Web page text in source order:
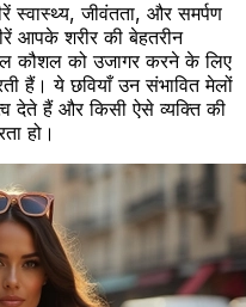
जीवंतता, और समर्पण
आपके शरीर की बेहतरीन
कौशल को उजागर करने के लिए
हैं। ये छवियाँ उन संभावित मेलों
देते हैं और किसी ऐसे व्यक्ति की
हो।